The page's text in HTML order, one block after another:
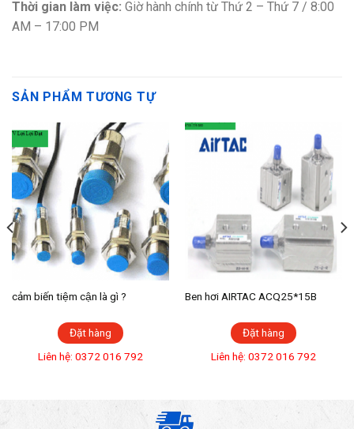
Thời gian làm việc: Giờ hành chính từ Thứ 2 – Thứ 7 / 8:00
AM – 17:00 PM
SẢN PHẨM TƯƠNG TỰ
cảm biến tiệm cận là gì ?
Đặt hàng
Liên hệ: 0372 016 792
Ben hơi AIRTAC ACQ25*15B
Đặt hàng
Liên hệ: 0372 016 792